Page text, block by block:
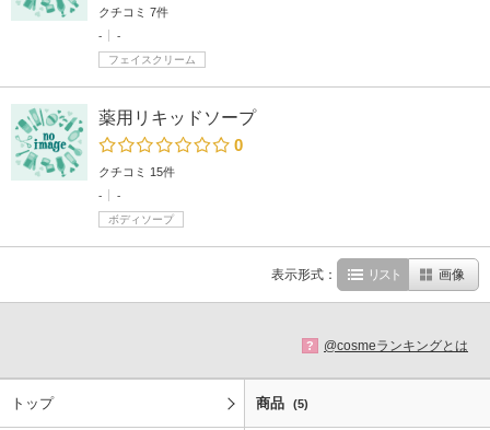
クチコミ 7件
-
-
フェイスクリーム
薬用リキッドソープ
0
クチコミ 15件
-
-
ボディソープ
表示形式： リスト 画像
? @cosmeランキングとは
トップ 商品 (5)